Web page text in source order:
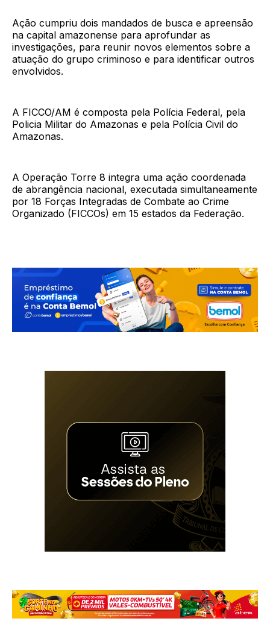
Ação cumpriu dois mandados de busca e apreensão
na capital amazonense para aprofundar as
investigações, para reunir novos elementos sobre a
atuação do grupo criminoso e para identificar outros
envolvidos.
A FICCO/AM é composta pela Polícia Federal, pela
Policia Militar do Amazonas e pela Polícia Civil do
Amazonas.
A Operação Torre 8 integra uma ação coordenada
de abrangência nacional, executada simultaneamente
por 18 Forças Integradas de Combate ao Crime
Organizado (FICCOs) em 15 estados da Federação.